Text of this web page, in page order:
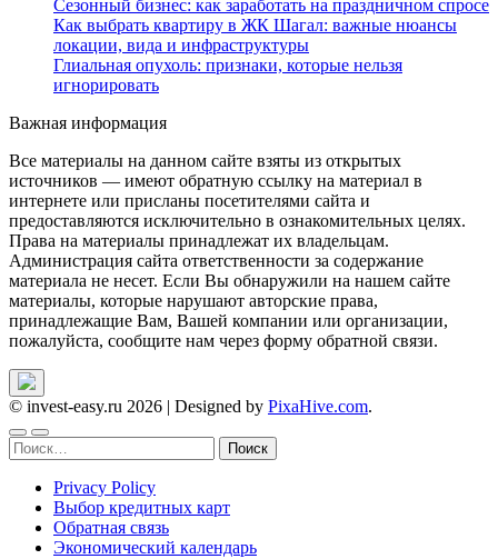
Сезонный бизнес: как заработать на праздничном спросе
Как выбрать квартиру в ЖК Шагал: важные нюансы
локации, вида и инфраструктуры
Глиальная опухоль: признаки, которые нельзя
игнорировать
Важная информация
Все материалы на данном сайте взяты из открытых
источников — имеют обратную ссылку на материал в
интернете или присланы посетителями сайта и
предоставляются исключительно в ознакомительных целях.
Права на материалы принадлежат их владельцам.
Администрация сайта ответственности за содержание
материала не несет. Если Вы обнаружили на нашем сайте
материалы, которые нарушают авторские права,
принадлежащие Вам, Вашей компании или организации,
пожалуйста, сообщите нам через форму обратной связи.
© invest-easy.ru 2026 | Designed by PixaHive.com.
Найти:
Privacy Policy
Выбор кредитных карт
Обратная связь
Экономический календарь